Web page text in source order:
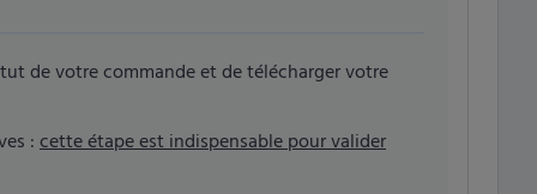
de votre commande et de télécharger votre
: cette étape est indispensable pour valider